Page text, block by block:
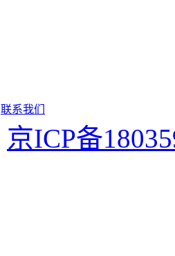
联系我们
京ICP备